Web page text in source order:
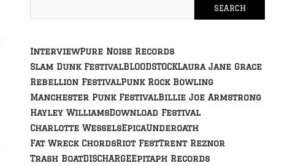
InterviewPure Noise Records
Slam Dunk FestivalBLOODSTOCKLaura Jane Grace
Rebellion FestivalPunk Rock Bowling
Manchester Punk FestivalBillie Joe Armstrong
Hayley WilliamsDownload Festival
Charlotte WesselsEpicaUnderoath
Fat Wreck ChordsRiot FestTrent Reznor
Trash BoatDISCHARGEEpitaph Records